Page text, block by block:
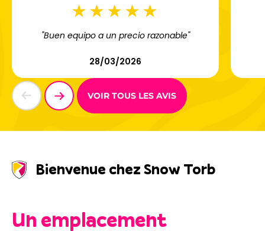
"Buen equipo a un precio razonable"
28/03/2026
VOIR TOUS LES AVIS
Bienvenue chez Snow Torb
Un emplacement